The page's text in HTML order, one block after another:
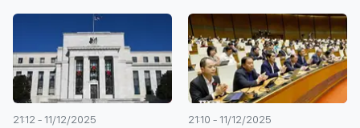
21:12 - 11/12/2025 21:10 - 11/12/2025